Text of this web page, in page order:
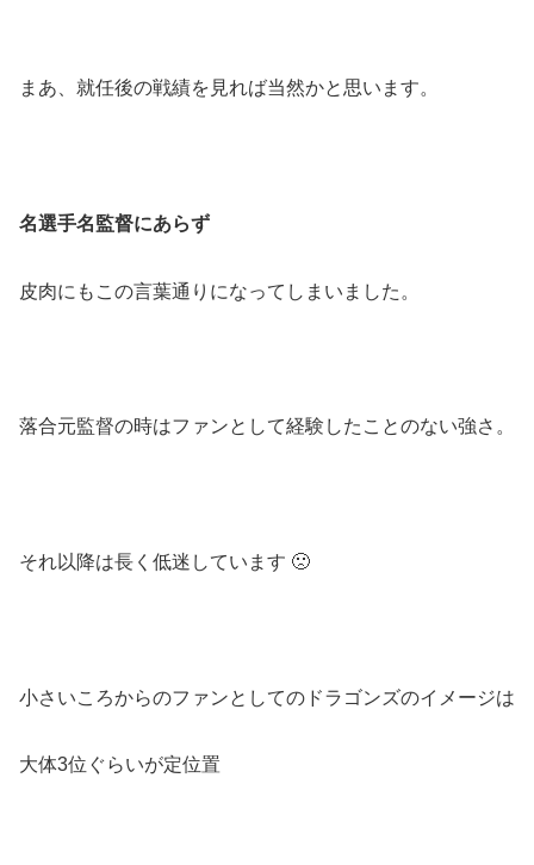
まあ、就任後の戦績を見れば当然かと思います。
名選手名監督にあらず
皮肉にもこの言葉通りになってしまいました。
落合元監督の時はファンとして経験したことのない強さ。
それ以降は長く低迷しています 🙁
小さいころからのファンとしてのドラゴンズのイメージは
大体3位ぐらいが定位置